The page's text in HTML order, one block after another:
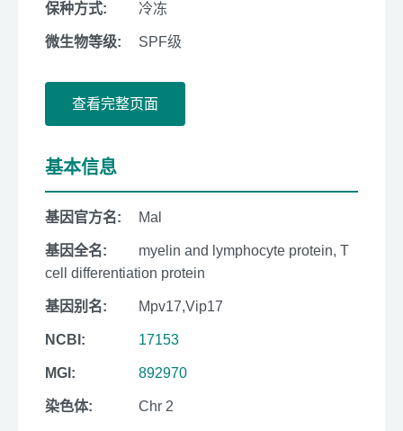
保种方式: 冷冻
微生物等级: SPF级
查看完整页面
基本信息
基因官方名: Mal
基因全名:
myelin and lymphocyte protein, T
cell differentiation protein
基因别名: Mpv17,Vip17
NCBI: 17153
MGI: 892970
染色体: Chr 2